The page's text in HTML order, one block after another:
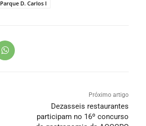
Parque D. Carlos I
Próximo artigo
Dezasseis restaurantes
participam no 16º concurso